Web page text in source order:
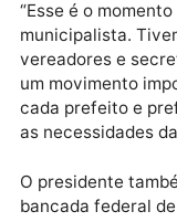
Segundo
representa os
momento é
apresentadas
municipalista.
vereadores e